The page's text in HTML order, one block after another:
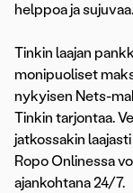
helppoa ja sujuvaa.
Tinkin laajan
monipuoliset
nykyisen Nets-
Tinkin tarjontaa.
jatkossakin
Ropo Onlinessa
ajankohtana 24/7.